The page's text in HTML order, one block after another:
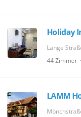
Holiday
Lange
44 Zimmer
LAMM